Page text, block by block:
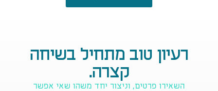
רעיון טוב מתחיל בשיחה
קצרה.
השאירו פרטים, וניצור יחד משהו שאי אפשר